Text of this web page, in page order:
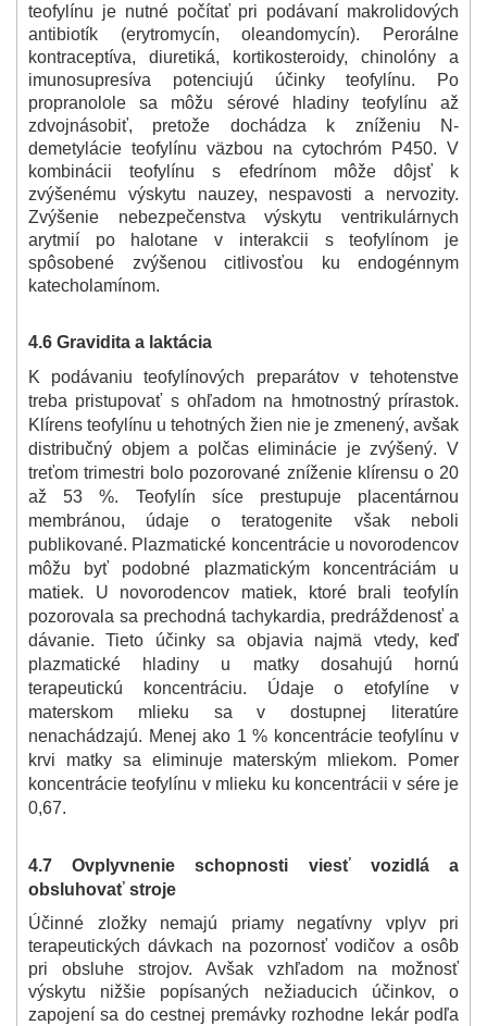
teofylínu je nutné počítať pri podávaní makrolidových
antibiotík (erytromycín, oleandomycín). Perorálne
kontraceptíva, diuretiká, kortikosteroidy, chinolóny a
imunosupresíva potenciujú účinky teofylínu. Po
propranolole sa môžu sérové hladiny teofylínu až
zdvojnásobiť, pretože dochádza k zníženiu N-
demetylácie teofylínu väzbou na cytochróm P450. V
kombinácii teofylínu s efedrínom môže dôjsť k
zvýšenému výskytu nauzey, nespavosti a nervozity.
Zvýšenie nebezpečenstva výskytu ventrikulárnych
arytmií po halotane v interakcii s teofylínom je
spôsobené zvýšenou citlivosťou ku endogénnym
katecholamínom.
4.6 Gravidita a laktácia
K podávaniu teofylínových preparátov v tehotenstve
treba pristupovať s ohľadom na hmotnostný prírastok.
Klírens teofylínu u tehotných žien nie je zmenený, avšak
distribučný objem a polčas eliminácie je zvýšený. V
treťom trimestri bolo pozorované zníženie klírensu o 20
až 53 %. Teofylín síce prestupuje placentárnou
membránou, údaje o teratogenite však neboli
publikované. Plazmatické koncentrácie u novorodencov
môžu byť podobné plazmatickým koncentráciám u
matiek. U novorodencov matiek, ktoré brali teofylín
pozorovala sa prechodná tachykardia, predráždenosť a
dávanie. Tieto účinky sa objavia najmä vtedy, keď
plazmatické hladiny u matky dosahujú hornú
terapeutickú koncentráciu. Údaje o etofylíne v
materskom mlieku sa v dostupnej literatúre
nenachádzajú. Menej ako 1 % koncentrácie teofylínu v
krvi matky sa eliminuje materským mliekom. Pomer
koncentrácie teofylínu v mlieku ku koncentrácii v sére je
0,67.
4.7 Ovplyvnenie schopnosti viesť vozidlá a
obsluhovať stroje
Účinné zložky nemajú priamy negatívny vplyv pri
terapeutických dávkach na pozornosť vodičov a osôb
pri obsluhe strojov. Avšak vzhľadom na možnosť
výskytu nižšie popísaných nežiaducich účinkov, o
zapojení sa do cestnej premávky rozhodne lekár podľa